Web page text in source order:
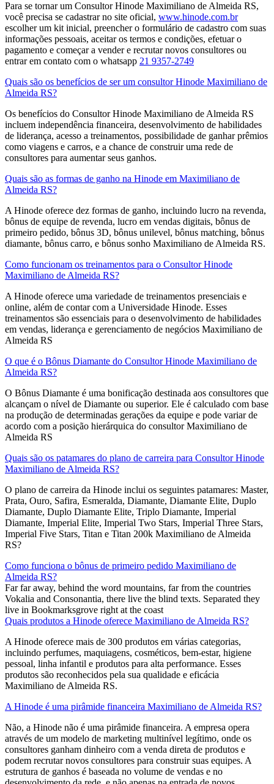
Para se tornar um Consultor Hinode Maximiliano de Almeida RS,
você precisa se cadastrar no site oficial, www.hinode.com.br
escolher um kit inicial, preencher o formulário de cadastro com suas
informações pessoais, aceitar os termos e condições, efetuar o
pagamento e começar a vender e recrutar novos consultores​ ou
entrar em contato com o whatsapp 21 9357-2749
Quais são os benefícios de ser um consultor Hinode Maximiliano de
Almeida RS?
Os benefícios do Consultor Hinode Maximiliano de Almeida RS
incluem independência financeira, desenvolvimento de habilidades
de liderança, acesso a treinamentos, possibilidade de ganhar prêmios
como viagens e carros, e a chance de construir uma rede de
consultores para aumentar seus ganhos.
Quais são as formas de ganho na Hinode em Maximiliano de
Almeida RS?
A Hinode oferece dez formas de ganho, incluindo lucro na revenda,
bônus de equipe de revenda, lucro em vendas digitais, bônus de
primeiro pedido, bônus 3D, bônus unilevel, bônus matching, bônus
diamante, bônus carro, e bônus sonho Maximiliano de Almeida RS.
Como funcionam os treinamentos para o Consultor Hinode
Maximiliano de Almeida RS?
A Hinode oferece uma variedade de treinamentos presenciais e
online, além de contar com a Universidade Hinode. Esses
treinamentos são essenciais para o desenvolvimento de habilidades
em vendas, liderança e gerenciamento de negócios Maximiliano de
Almeida RS
O que é o Bônus Diamante do Consultor Hinode Maximiliano de
Almeida RS?
O Bônus Diamante é uma bonificação destinada aos consultores que
alcançam o nível de Diamante ou superior. Ele é calculado com base
na produção de determinadas gerações da equipe e pode variar de
acordo com a posição hierárquica do consultor Maximiliano de
Almeida RS
Quais são os patamares do plano de carreira para Consultor Hinode
Maximiliano de Almeida RS?
O plano de carreira da Hinode inclui os seguintes patamares: Master,
Prata, Ouro, Safira, Esmeralda, Diamante, Diamante Elite, Duplo
Diamante, Duplo Diamante Elite, Triplo Diamante, Imperial
Diamante, Imperial Elite, Imperial Two Stars, Imperial Three Stars,
Imperial Five Stars, Titan e Titan 200k Maximiliano de Almeida
RS?
Como funciona o bônus de primeiro pedido Maximiliano de
Almeida RS?
Far far away, behind the word mountains, far from the countries
Vokalia and Consonantia, there live the blind texts. Separated they
live in Bookmarksgrove right at the coast
Quais produtos a Hinode oferece Maximiliano de Almeida RS?
A Hinode oferece mais de 300 produtos em várias categorias,
incluindo perfumes, maquiagens, cosméticos, bem-estar, higiene
pessoal, linha infantil e produtos para alta performance. Esses
produtos são reconhecidos pela sua qualidade e eficácia
Maximiliano de Almeida RS.
A Hinode é uma pirâmide financeira Maximiliano de Almeida RS?
Não, a Hinode não é uma pirâmide financeira. A empresa opera
através de um modelo de marketing multinível legítimo, onde os
consultores ganham dinheiro com a venda direta de produtos e
podem recrutar novos consultores para construir suas equipes. A
estrutura de ganhos é baseada no volume de vendas e no